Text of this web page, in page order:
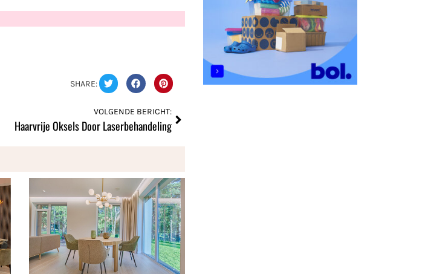
SHARE:
VOLGENDE BERICHT:
Haarvrije Oksels Door Laserbehandeling